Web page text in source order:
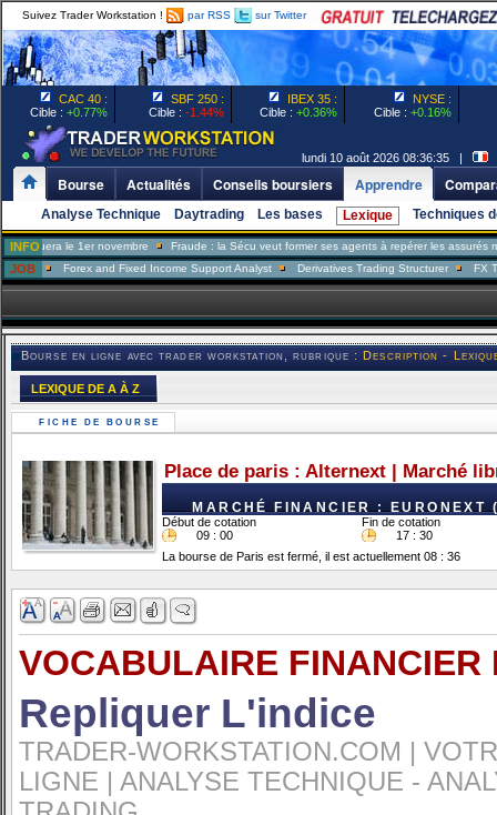
Suivez Trader Workstation ! par RSS sur Twitter
CAC 40 :
Cible : +0.77%
SBF 250 :
Cible : -1.44%
IBEX 35 :
Cible : +0.36%
NYSE :
Cible : +0.16%
lundi 10 août 2026 08:36:35 |
Bourse Actualités Conseils boursiers Apprendre
Analyse Technique Daytrading Les bases Lexique Techniques
INFO
le 1er novembre Fraude : la Sécu veut former ses agents à repérer les assurés menteurs
JOB
Forex and Fixed Income Support Analyst Derivatives Trading Structurer FX Trader
Bourse en ligne avec trader workstation, rubrique :Description -
LEXIQUE DE A À Z
FICHE DE BOURSE
Place de paris : Alternext | Marché
MARCHÉ FINANCIER : EURONEXT
Début de cotation
Fin de cotation
09 : 00
17 : 30
La bourse de Paris est fermé, il est actuellement 08 : 36
VOCABULAIRE FINANCIER
Repliquer L'indice
TRADER-WORKSTATION.COM |
LIGNE | ANALYSE TECHNIQUE -